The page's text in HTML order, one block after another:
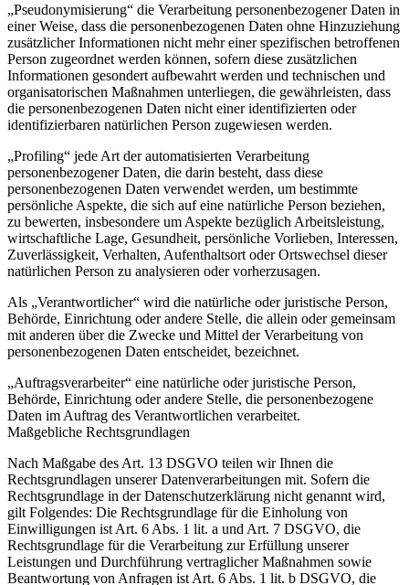
„Pseudonymisierung“ die Verarbeitung personenbezogener Daten in
einer Weise, dass die personenbezogenen Daten ohne Hinzuziehung
zusätzlicher Informationen nicht mehr einer spezifischen betroffenen
Person zugeordnet werden können, sofern diese zusätzlichen
Informationen gesondert aufbewahrt werden und technischen und
organisatorischen Maßnahmen unterliegen, die gewährleisten, dass
die personenbezogenen Daten nicht einer identifizierten oder
identifizierbaren natürlichen Person zugewiesen werden.
„Profiling“ jede Art der automatisierten Verarbeitung
personenbezogener Daten, die darin besteht, dass diese
personenbezogenen Daten verwendet werden, um bestimmte
persönliche Aspekte, die sich auf eine natürliche Person beziehen,
zu bewerten, insbesondere um Aspekte bezüglich Arbeitsleistung,
wirtschaftliche Lage, Gesundheit, persönliche Vorlieben, Interessen,
Zuverlässigkeit, Verhalten, Aufenthaltsort oder Ortswechsel dieser
natürlichen Person zu analysieren oder vorherzusagen.
Als „Verantwortlicher“ wird die natürliche oder juristische Person,
Behörde, Einrichtung oder andere Stelle, die allein oder gemeinsam
mit anderen über die Zwecke und Mittel der Verarbeitung von
personenbezogenen Daten entscheidet, bezeichnet.
„Auftragsverarbeiter“ eine natürliche oder juristische Person,
Behörde, Einrichtung oder andere Stelle, die personenbezogene
Daten im Auftrag des Verantwortlichen verarbeitet.
Maßgebliche Rechtsgrundlagen
Nach Maßgabe des Art. 13 DSGVO teilen wir Ihnen die
Rechtsgrundlagen unserer Datenverarbeitungen mit. Sofern die
Rechtsgrundlage in der Datenschutzerklärung nicht genannt wird,
gilt Folgendes: Die Rechtsgrundlage für die Einholung von
Einwilligungen ist Art. 6 Abs. 1 lit. a und Art. 7 DSGVO, die
Rechtsgrundlage für die Verarbeitung zur Erfüllung unserer
Leistungen und Durchführung vertraglicher Maßnahmen sowie
Beantwortung von Anfragen ist Art. 6 Abs. 1 lit. b DSGVO, die